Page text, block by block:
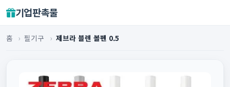
기업판촉물
홈 › 필기구 › 제브라 블렌 볼펜 0.5